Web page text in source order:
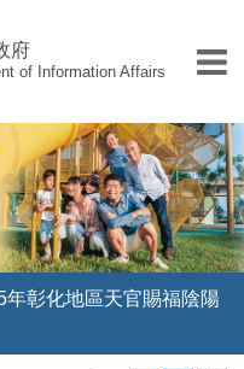
府
of Information Affairs
年彰化地區天官賜福陰陽